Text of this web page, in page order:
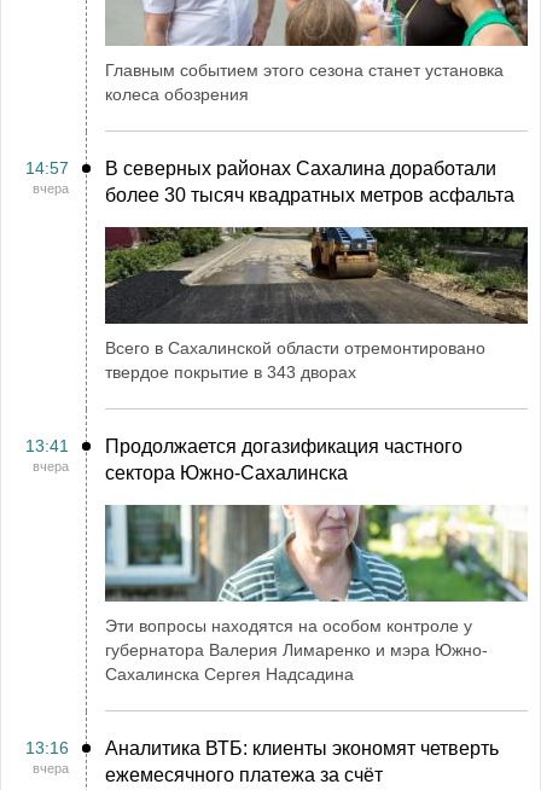
Главным событием этого сезона станет установка
колеса обозрения
14:57
вчера
В северных районах Сахалина доработали
более 30 тысяч квадратных метров асфальта
Всего в Сахалинской области отремонтировано
твердое покрытие в 343 дворах
13:41
вчера
Продолжается догазификация частного
сектора Южно-Сахалинска
Эти вопросы находятся на особом контроле у
губернатора Валерия Лимаренко и мэра Южно-
Сахалинска Сергея Надсадина
13:16
вчера
Аналитика ВТБ: клиенты экономят четверть
ежемесячного платежа за счёт